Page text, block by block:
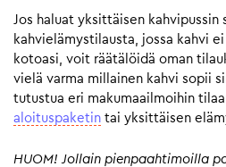
Jos haluat yksittäisen kahvipussin
kahvielämystilausta, jossa kahvi
kotoasi, voit räätälöidä oman
vielä varma millainen kahvi sopii
tutustua eri makumaailmoihin
aloituspaketin tai yksittäisen
HUOM! Jollain pienpaahtimoilla